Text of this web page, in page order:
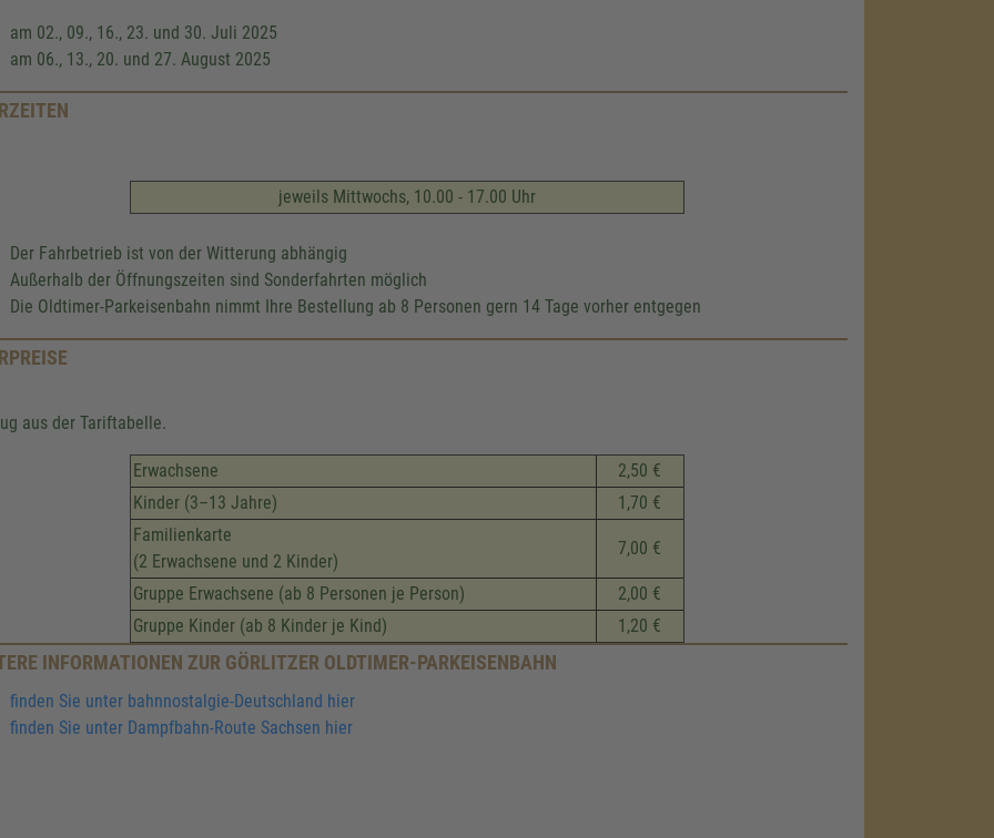
am 02., 09., 16., 23. und 30. Juli 2025
am 06., 13., 20. und 27. August 2025
jeweils Mittwochs, 10.00 - 17.00 Uhr
Der Fahrbetrieb ist von der Witterung abhängig
Außerhalb der Öffnungszeiten sind Sonderfahrten möglich
Die Oldtimer-Parkeisenbahn nimmt Ihre Bestellung ab 8 Personen gern 14 Tage vorher entgegen
aus der Tariftabelle.
Erwachsene
2,50 €
Kinder (3–13 Jahre)
1,70 €
Familienkarte
(2 Erwachsene und 2 Kinder)
7,00 €
Gruppe Erwachsene (ab 8 Personen je Person)
2,00 €
Gruppe Kinder (ab 8 Kinder je Kind)
1,20 €
INFORMATIONEN ZUR GÖRLITZER OLDTIMER-PARKEISENBAHN
finden Sie unter bahnnostalgie-Deutschland hier
finden Sie unter Dampfbahn-Route Sachsen hier